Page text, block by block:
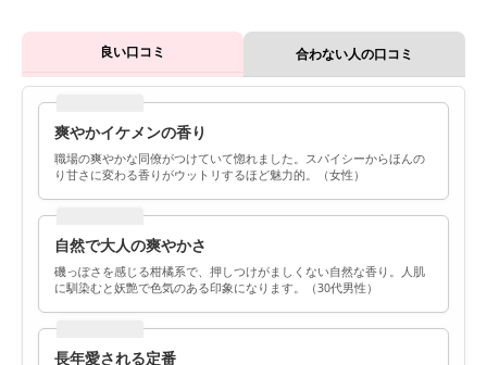
良い口コミ 合わない人の口コミ
爽やかイケメンの香り
職場の爽やかな同僚がつけていて惚れました。スパイシーからほんの
り甘さに変わる香りがウットリするほど魅力的。（女性）
自然で大人の爽やかさ
磯っぽさを感じる柑橘系で、押しつけがましくない自然な香り。人肌
に馴染むと妖艶で色気のある印象になります。（30代男性）
長年愛される定番